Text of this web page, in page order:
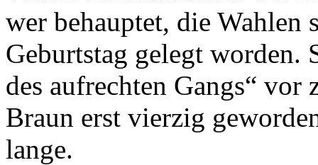
wer behauptet, die Wahlen
Geburtstag gelegt worden.
des aufrechten Gangs“ vor
Braun erst vierzig
lange.